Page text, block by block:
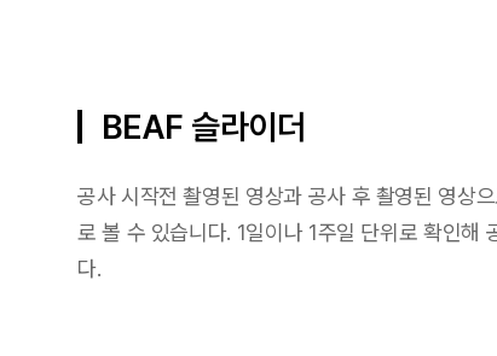
BEAF 슬라이더
공사 시작전 촬영된 영상과 공사 후 촬영된 영상
로 볼 수 있습니다. 1일이나 1주일 단위로 확인해
다.